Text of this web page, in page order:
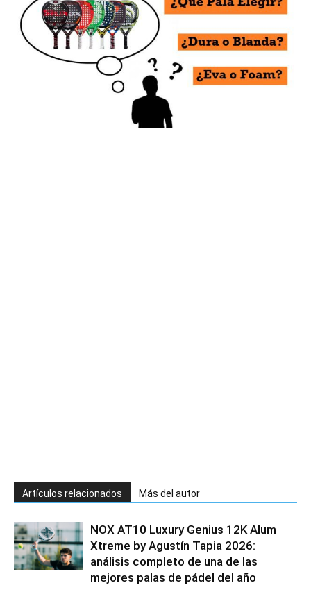
Artículos relacionados Más del autor
NOX AT10 Luxury Genius 12K Alum
Xtreme by Agustín Tapia 2026:
análisis completo de una de las
mejores palas de pádel del año